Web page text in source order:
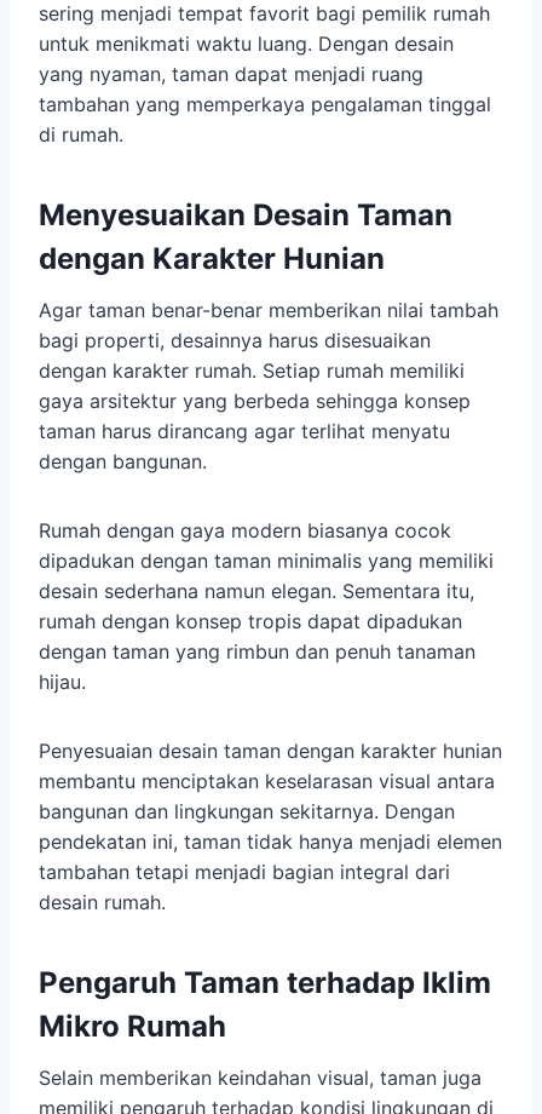
sering menjadi tempat favorit bagi pemilik rumah
untuk menikmati waktu luang. Dengan desain
yang nyaman, taman dapat menjadi ruang
tambahan yang memperkaya pengalaman tinggal
di rumah.
Menyesuaikan Desain Taman
dengan Karakter Hunian
Agar taman benar-benar memberikan nilai tambah
bagi properti, desainnya harus disesuaikan
dengan karakter rumah. Setiap rumah memiliki
gaya arsitektur yang berbeda sehingga konsep
taman harus dirancang agar terlihat menyatu
dengan bangunan.
Rumah dengan gaya modern biasanya cocok
dipadukan dengan taman minimalis yang memiliki
desain sederhana namun elegan. Sementara itu,
rumah dengan konsep tropis dapat dipadukan
dengan taman yang rimbun dan penuh tanaman
hijau.
Penyesuaian desain taman dengan karakter hunian
membantu menciptakan keselarasan visual antara
bangunan dan lingkungan sekitarnya. Dengan
pendekatan ini, taman tidak hanya menjadi elemen
tambahan tetapi menjadi bagian integral dari
desain rumah.
Pengaruh Taman terhadap Iklim
Mikro Rumah
Selain memberikan keindahan visual, taman juga
memiliki pengaruh terhadap kondisi lingkungan di